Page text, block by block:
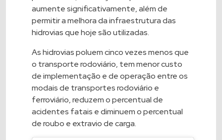
aumente significativamente, além de
permitir a melhora da infraestrutura das
hidrovias que hoje são utilizadas.
As hidrovias poluem cinco vezes menos que
o transporte rodoviário, tem menor custo
de implementação e de operação entre os
modais de transportes rodoviário e
ferroviário, reduzem o percentual de
acidentes fatais e diminuem o percentual
de roubo e extravio de carga.